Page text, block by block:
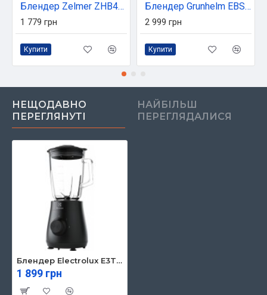
Блендер Zelmer ZHB4562I
1 779 грн
Купити
Блендер Grunhelm EBS-1000МС
2 999 грн
Купити
НЕЩОДАВНО
ПЕРЕГЛЯНУТІ
НАЙБІЛЬШ
ПЕРЕГЛЯДАЛИСЯ
Блендер Electrolux E3TB1-4GG
1 899 грн